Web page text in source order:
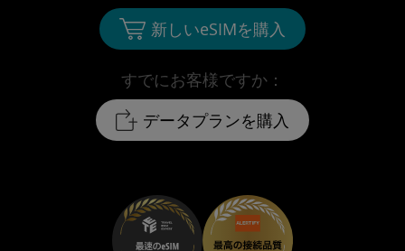
すでにお客様ですか：
データプランを購入
新しいeSIMを購入